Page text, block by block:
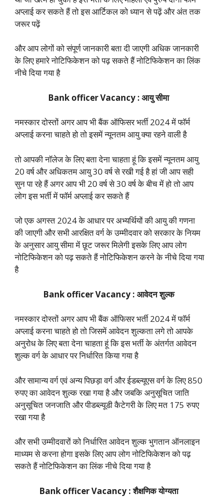
अप्लाई कर सकते हैं तो इस आर्टिकल को ध्यान से पढ़ें और अंत तक
जरूर पढ़ें
और आप लोगों को संपूर्ण जानकारी बता दी जाएगी अधिक जानकारी
के लिए हमारे नोटिफिकेशन को पढ़ सकते हैं नोटिफिकेशन का लिंक
नीचे दिया गया है
Bank officer Vacancy : आयु सीमा
नमस्कार दोस्तों अगर आप भी बैंक ऑफिसर भर्ती 2024 में फॉर्म
अप्लाई करना चाहते हो तो इसमें न्यूनतम आयु क्या रहने वाली है
तो आपकी नॉलेज के लिए बता देना चाहता हूं कि इसमें न्यूनतम आयु
20 वर्ष और अधिकतम आयु 30 वर्ष से रखी गई है हां जी आप सही
सुन पा रहे हैं अगर आप भी 20 वर्ष से 30 वर्ष के बीच में हो तो आप
लोग इस भर्ती में फॉर्म अप्लाई कर सकते हैं
जो एक अगस्त 2024 के आधार पर अभ्यर्थियों की आयु की गणना
की जाएगी और सभी आरक्षित वर्ग के उम्मीदवार को सरकार के नियम
के अनुसार आयु सीमा में छूट जरूर मिलेगी इसके लिए आप लोग
नोटिफिकेशन को पढ़ सकते हैं नोटिफिकेशन करने के नीचे दिया गया
है
Bank officer Vacancy : आवेदन शुल्क
नमस्कार दोस्तों अगर आप भी बैंक ऑफिसर भर्ती 2024 में फॉर्म
अप्लाई करना चाहते हो तो जिसमें आवेदन शुल्कता लगे तो आपके
अनुरोध के लिए बता देना चाहता हूं कि इस भर्ती के अंतर्गत आवेदन
शुल्क वर्ग के आधार पर निर्धारित किया गया है
और सामान्य वर्ग एवं अन्य पिछड़ा वर्ग और ईडब्ल्यूएस वर्ग के लिए 850
रुपए का आवेदन शुल्क रखा गया है और जबकि अनुसूचित जाति
अनुसूचित जनजाति और पीडब्ल्यूडी कैटेगरी के लिए मत 175 रुपए
रखा गया है
और सभी उम्मीदवारों को निर्धारित आवेदन शुल्क भुगतान ऑनलाइन
माध्यम से करना होगा इसके लिए आप लोग नोटिफिकेशन को पढ़
सकते हैं नोटिफिकेशन का लिंक नीचे दिया गया है
Bank officer Vacancy : शैक्षणिक योग्यता